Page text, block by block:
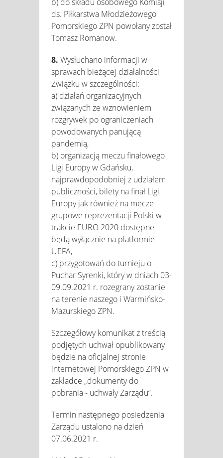
ds. Piłkarstwa Młodzieżowego
Pomorskiego ZPN powołany został
Tomasz Romanow.
8. Wysłuchano informacji w
sprawach bieżącej działalności
Związku w szczególności:
a) działań organizacyjnych
związanych ze wznowieniem
rozgrywek po ograniczeniach
powodowanych panującą
pandemią,
b) organizacją meczu finałowego
Ligi Europy w Gdańsku,
najprawdopodobniej z udziałem
publiczności, bilety na finał Ligi
Europy jak również na mecze
grupowe reprezentacji Polski w
trakcie EURO 2020 dostępne
będą wyłącznie na platformie
UEFA,
c) przygotowań do turnieju o
Puchar Syrenki, który w dniach 03-
09.09.2021 r. rozegrany zostanie
na terenie naszego i Warmińsko-
Mazurskiego ZPN.
Szczegółowy komunikat z treścią
podjętych uchwał opublikowany
będzie na oficjalnej stronie
internetowej Pomorskiego ZPN w
zakładce „dokumenty do
pobrania - uchwały Zarządu”.
Termin następnego posiedzenia
Zarządu ustalono na dzień
07.06.2021 r.